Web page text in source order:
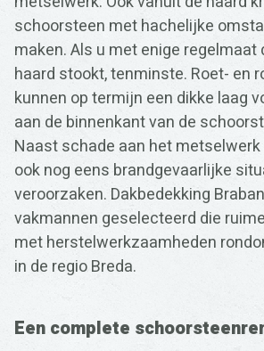
schoorsteen met hachelijke
maken. Als u met enige regelmaat
haard stookt, tenminste. Roet- en
kunnen op termijn een dikke laag
aan de binnenkant van de
Naast schade aan het
ook nog eens brandgevaarlijke
veroorzaken. Dakbedekking
vakmannen geselecteerd die
met herstelwerkzaamheden
in de regio Breda.
Een complete